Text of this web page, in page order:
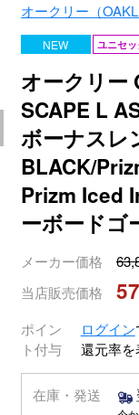
オークリー（
NEW ユニセッ
オークリ
SCAPE L
ボーナスレ
BLACK/
Prizm Iced
ーボードゴ
メーカー価格
当店販売価格
ポイン
ト付与
ログイン
還元率を
在庫・発送